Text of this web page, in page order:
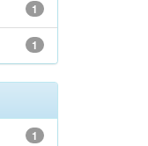
1
1
1